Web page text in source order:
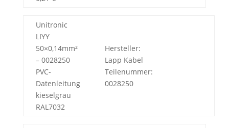
Unitronic
LIYY
50×0,14mm²
– 0028250
PVC-
Datenleitung
kieselgrau
RAL7032
Hersteller:
Lapp Kabel
Teilenummer:
0028250